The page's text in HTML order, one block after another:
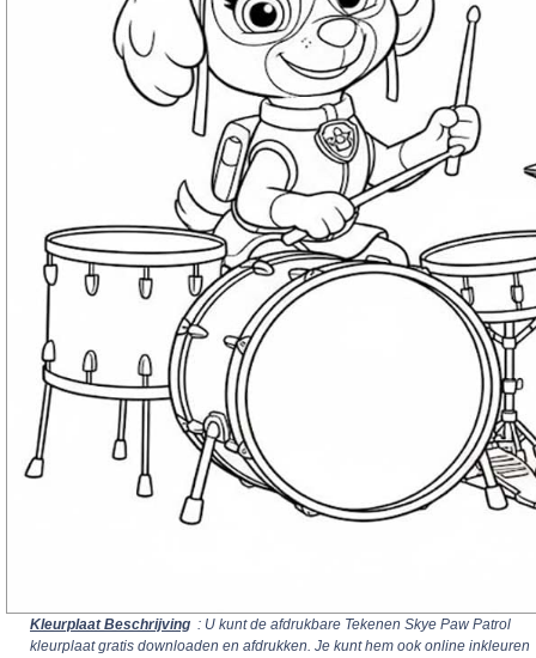
Kleurplaat Beschrijving : U kunt de afdrukbare Tekenen Skye Paw Patrol
kleurplaat gratis downloaden en afdrukken. Je kunt hem ook online inkleuren